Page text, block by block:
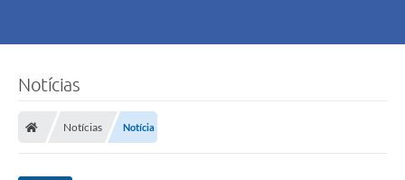
Notícias
Notícias Notícia